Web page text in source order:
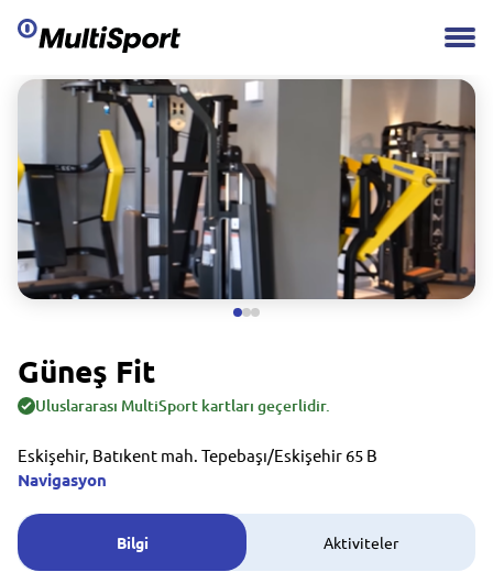
Güneş Fit
Uluslararası MultiSport kartları geçerlidir.
Eskişehir, Batıkent mah. Tepebaşı/Eskişehir 65 B
Navigasyon
Bilgi Aktiviteler